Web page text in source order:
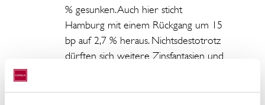
% gesunken. Auch hier sticht
Hamburg mit einem Rückgang um 15
bp auf 2,7 % heraus. Nichtsdestotrotz
dürften sich weitere Zinsfantasien und